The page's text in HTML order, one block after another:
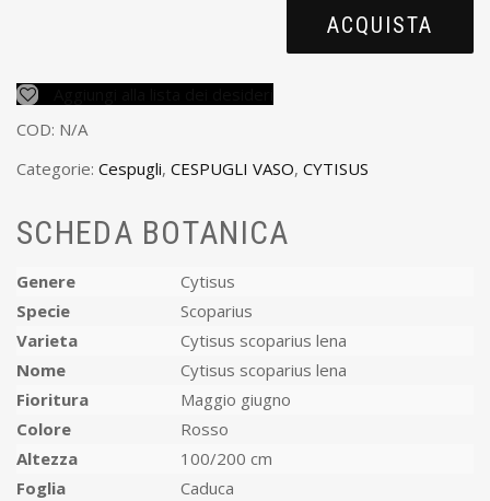
ACQUISTA
COD: N/A
Categorie: Cespugli, CESPUGLI VASO, CYTISUS
SCHEDA BOTANICA
Genere
Cytisus
Specie
Scoparius
Varieta
Cytisus scoparius lena
Nome
Cytisus scoparius lena
Fioritura
Maggio giugno
Colore
Rosso
Altezza
100/200 cm
Foglia
Caduca